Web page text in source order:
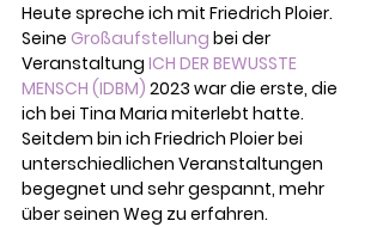
Heute spreche ich mit Friedrich Ploier.
Seine Großaufstellung bei der
Veranstaltung ICH DER BEWUSSTE
MENSCH (IDBM) 2023 war die erste, die
ich bei Tina Maria miterlebt hatte.
Seitdem bin ich Friedrich Ploier bei
unterschiedlichen Veranstaltungen
begegnet und sehr gespannt, mehr
über seinen Weg zu erfahren.